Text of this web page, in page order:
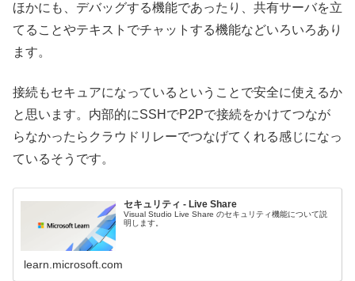
ほかにも、デバッグする機能であったり、共有サーバを立
てることやテキストでチャットする機能などいろいろあり
ます。
接続もセキュアになっているということで安全に使えるか
と思います。内部的にSSHでP2Pで接続をかけてつなが
らなかったらクラウドリレーでつなげてくれる感じになっ
ているそうです。
セキュリティ - Live Share
Visual Studio Live Share のセキュリティ機能について説
明します。
learn.microsoft.com